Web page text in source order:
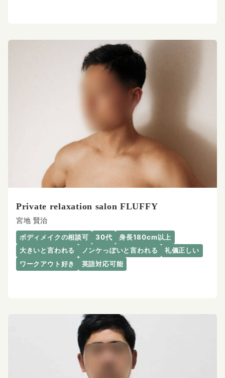
Private relaxation salon FLUFFY
宮地 賢治
ボディメイクの相談可 30代
身長180cm以上
大きいと言われる
ノンケっぽいと言われる
礼儀正しい
ワークアウト好き
英語対応可能